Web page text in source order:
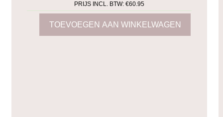
PRIJS INCL. BTW:€60.95